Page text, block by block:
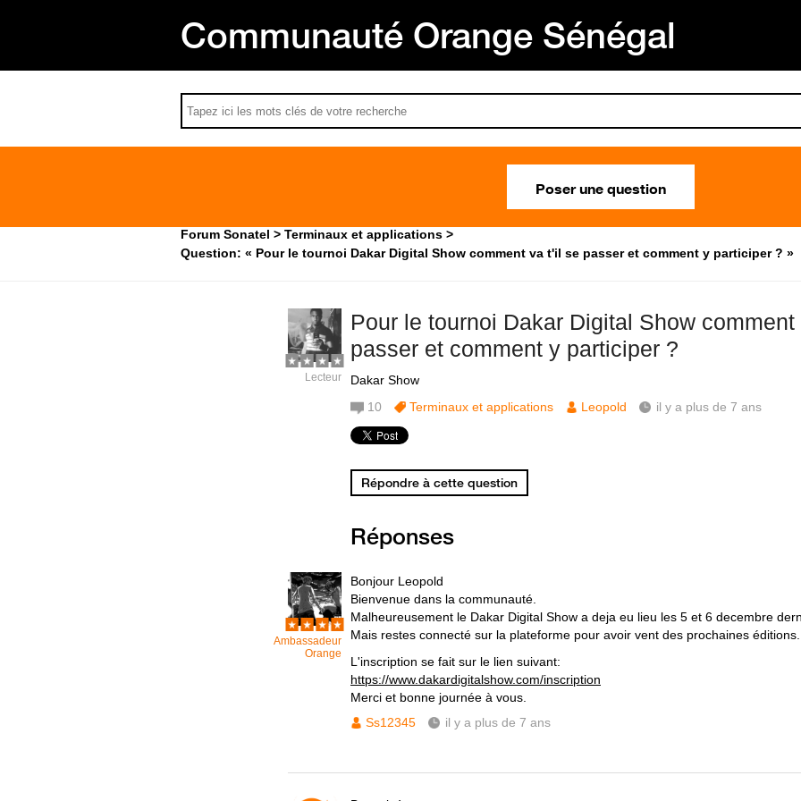
Communauté Orange Sénégal
Poser une question
Forum Sonatel
Terminaux et applications
Question: « Pour le tournoi Dakar Digital Show comment va t'il se passer et comment y participer ? »
Pour le tournoi Dakar Digital Show
passer et comment y participer ?
Dakar Show
Lecteur
10 Terminaux et applications Leopold il y a plus de 7 ans
Répondre à cette question
Réponses
Ambassadeur
Orange
Bonjour Leopold
Bienvenue dans la communauté.
Malheureusement le Dakar Digital Show a deja eu lieu les 5 et 6 decembre
Mais restes connecté sur la plateforme pour avoir vent des prochaines éditions.
L'inscription se fait sur le lien suivant:
https://www.dakardigitalshow.com/inscription
Merci et bonne journée à vous.
Ss12345
il y a plus de 7 ans